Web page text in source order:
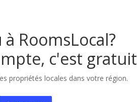
RoomsLocal?
c'est gratuit
propriétés locales dans votre région.